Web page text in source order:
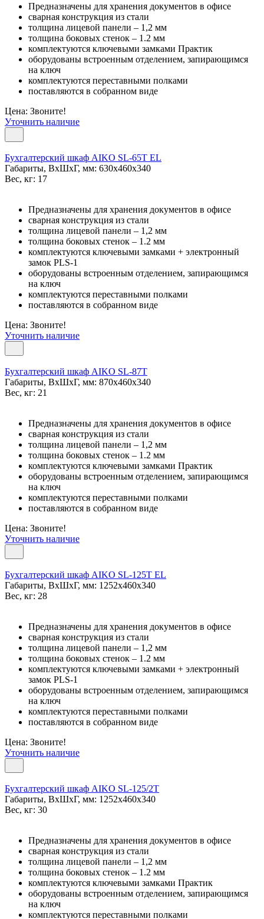
Предназначены для хранения документов в офисе
сварная конструкция из стали
толщина лицевой панели – 1,2 мм
толщина боковых стенок – 1.2 мм
комплектуются ключевыми замками Практик
оборудованы встроенным отделением, запирающимся
на ключ
комплектуются переставными полками
поставляются в собранном виде
Цена: Звоните!
Уточнить наличие
Бухгалтерский шкаф AIKO SL-65Т EL
Габариты, ВxШxГ, мм: 630x460x340
Вес, кг: 17
Предназначены для хранения документов в офисе
сварная конструкция из стали
толщина лицевой панели – 1,2 мм
толщина боковых стенок – 1.2 мм
комплектуются ключевыми замками + электронный
замок PLS-1
оборудованы встроенным отделением, запирающимся
на ключ
комплектуются переставными полками
поставляются в собранном виде
Цена: Звоните!
Уточнить наличие
Бухгалтерский шкаф AIKO SL-87Т
Габариты, ВxШxГ, мм: 870x460x340
Вес, кг: 21
Предназначены для хранения документов в офисе
сварная конструкция из стали
толщина лицевой панели – 1,2 мм
толщина боковых стенок – 1.2 мм
комплектуются ключевыми замками Практик
оборудованы встроенным отделением, запирающимся
на ключ
комплектуются переставными полками
поставляются в собранном виде
Цена: Звоните!
Уточнить наличие
Бухгалтерский шкаф AIKO SL-125Т EL
Габариты, ВxШxГ, мм: 1252x460x340
Вес, кг: 28
Предназначены для хранения документов в офисе
сварная конструкция из стали
толщина лицевой панели – 1,2 мм
толщина боковых стенок – 1.2 мм
комплектуются ключевыми замками + электронный
замок PLS-1
оборудованы встроенным отделением, запирающимся
на ключ
комплектуются переставными полками
поставляются в собранном виде
Цена: Звоните!
Уточнить наличие
Бухгалтерский шкаф AIKO SL-125/2Т
Габариты, ВxШxГ, мм: 1252x460x340
Вес, кг: 30
Предназначены для хранения документов в офисе
сварная конструкция из стали
толщина лицевой панели – 1,2 мм
толщина боковых стенок – 1.2 мм
комплектуются ключевыми замками Практик
оборудованы встроенным отделением, запирающимся
на ключ
комплектуются переставными полками